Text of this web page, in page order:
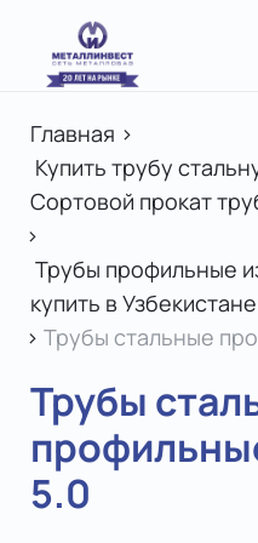
Главная >
Купить трубу
Сортовой прокат
>
Трубы профильные
купить в Узбекистане
> Трубы стальные
Трубы
5.0